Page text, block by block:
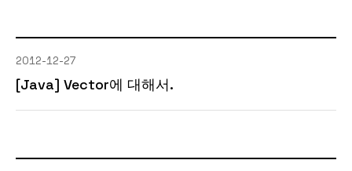
2012-12-27
[Java] Vector에 대해서.